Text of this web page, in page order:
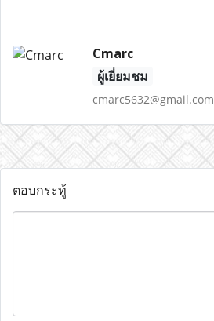
Cmarc
ผู้เยี่ยมชม
cmarc5632@gmail.com
ตอบกระทู้